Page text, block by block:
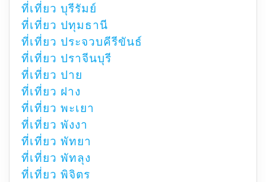
ที่เที่ยว บุรีรัมย์
ที่เที่ยว ปทุมธานี
ที่เที่ยว ประจวบคีรีขันธ์
ที่เที่ยว ปราจีนบุรี
ที่เที่ยว ปาย
ที่เที่ยว ฝาง
ที่เที่ยว พะเยา
ที่เที่ยว พังงา
ที่เที่ยว พัทยา
ที่เที่ยว พัทลุง
ที่เที่ยว พิจิตร